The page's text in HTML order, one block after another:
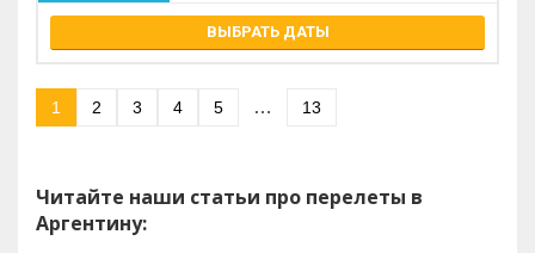
ВЫБРАТЬ ДАТЫ
1 2 3 4 5 … 13
Читайте наши статьи про перелеты в
Аргентину: